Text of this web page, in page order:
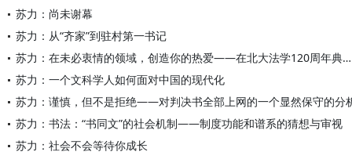
苏力：尚未谢幕
苏力：从“齐家”到驻村第一书记
苏力：在未必衷情的领域，创造你的热爱——在北大法学120周年典礼上的致辞
苏力：一个文科学人如何面对中国的现代化
苏力：谨慎，但不是拒绝——对判决书全部上网的一个显然保守的分
苏力：书法：“书同文”的社会机制——制度功能和谱系的猜想与审视
苏力：社会不会等待你成长